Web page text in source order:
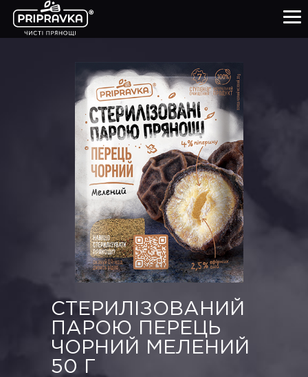
ПРОДУКТИ
КУЛІНАРНА АКАДЕМІЯ
ЧИСТІ ПРЯНОЩІ
ПАРТНЕРАМ
0-800-21-26-76
+38(057) 777-61-23
УКР ENG
СТЕРИЛІЗОВАНИЙ
ПАРОЮ ПЕРЕЦЬ
ЧОРНИЙ МЕЛЕНИЙ
50 Г